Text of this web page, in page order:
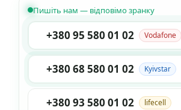
Пишіть нам — відповімо зранку
+380 95 580 01 02 Vodafone
+380 68 580 01 02 Kyivstar
+380 93 580 01 02 lifecell